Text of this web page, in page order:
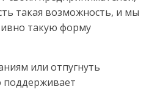
такая возможность, и мы
такую форму
или отпугнуть
поддерживает